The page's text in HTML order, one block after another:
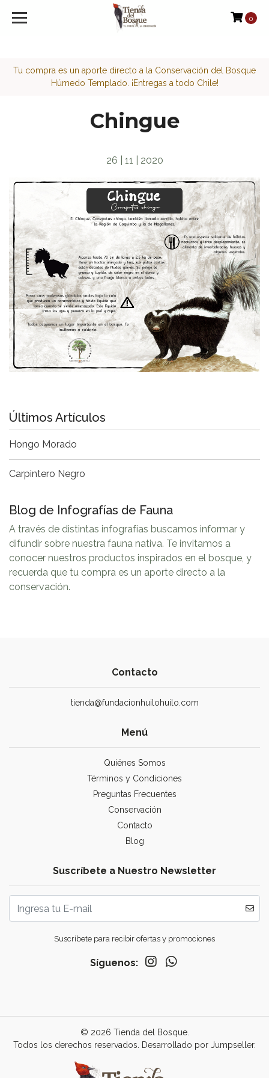
<script>function loadScript(a){var
Tu compra es un aporte directo a la Conservación del Bosque
Húmedo Templado. ¡Entregas a todo Chile!
0
Chingue
26 | 11 | 2020
Últimos Artículos
Hongo Morado
Carpintero Negro
Blog de Infografías de Fauna
A través de distintas infografías buscamos informar y
difundir sobre nuestra fauna nativa. Te invitamos a
conocer nuestros productos inspirados en el bosque, y
recuerda que tu compra es un aporte directo a la
conservación.
Contacto
tienda@fundacionhuilohuilo.com
Menú
Quiénes Somos
Términos y Condiciones
Preguntas Frecuentes
Conservación
Contacto
Blog
Suscríbete a Nuestro Newsletter
Suscríbete para recibir ofertas y promociones
Síguenos:
© 2026 Tienda del Bosque.
Todos los derechos reservados.
Desarrollado por Jumpseller.